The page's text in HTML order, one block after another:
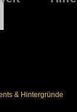
& Hintergründe